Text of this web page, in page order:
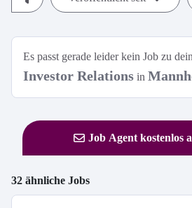
Es passt gerade leider kein Job zu
Investor Relations in
Job Agent kostenlos
32 ähnliche Jobs